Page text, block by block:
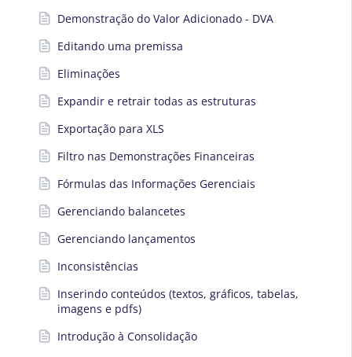
Demonstração do Valor Adicionado - DVA
Editando uma premissa
Eliminações
Expandir e retrair todas as estruturas
Exportação para XLS
Filtro nas Demonstrações Financeiras
Fórmulas das Informações Gerenciais
Gerenciando balancetes
Gerenciando lançamentos
Inconsistências
Inserindo conteúdos (textos, gráficos, tabelas,
imagens e pdfs)
Introdução à Consolidação